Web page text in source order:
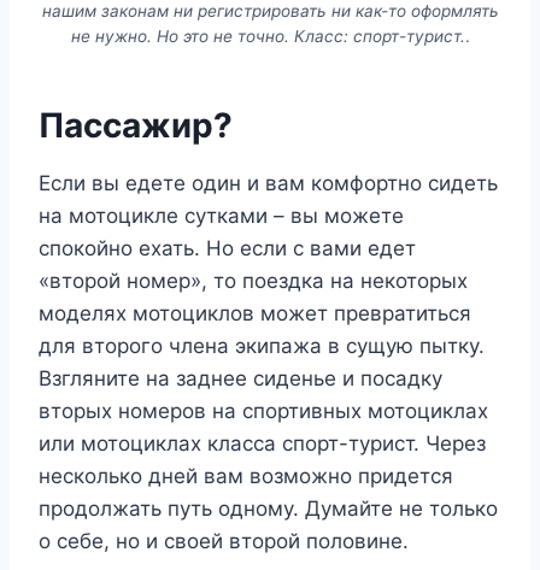
нашим законам ни регистрировать ни как-то оформлять
не нужно. Но это не точно. Класс: спорт-турист..
Пассажир?
Если вы едете один и вам комфортно сидеть
на мотоцикле сутками – вы можете
спокойно ехать. Но если с вами едет
«второй номер», то поездка на некоторых
моделях мотоциклов может превратиться
для второго члена экипажа в сущую пытку.
Взгляните на заднее сиденье и посадку
вторых номеров на спортивных мотоциклах
или мотоциклах класса спорт-турист. Через
несколько дней вам возможно придется
продолжать путь одному. Думайте не только
о себе, но и своей второй половине.